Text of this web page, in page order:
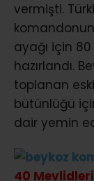
vermişti.
ayağı için
hazırlandı.
toplanan
bütünlüğü
dair yemin
40